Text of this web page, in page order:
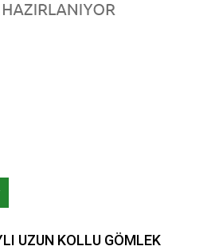
UZUN KOLLU GÖMLEK